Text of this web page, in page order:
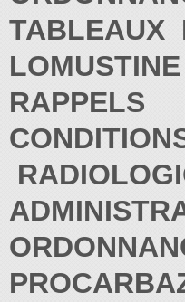
TABLEAUX
RAPPELS